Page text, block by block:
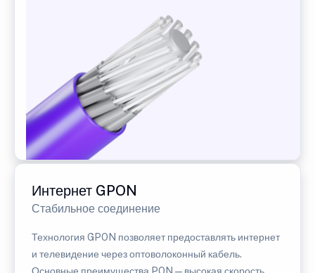
Интернет GPON
Стабильное соединение
Технология GPON позволяет предоставлять интернет
и телевидение через оптоволоконный кабель.
Основные преимущества PON — высокая скорость